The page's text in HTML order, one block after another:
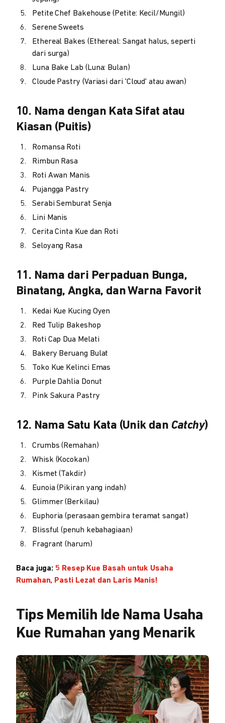
Petite Chef Bakehouse (Petite: Kecil/Mungil)
Serene Sweets
Ethereal Bakes (Ethereal: Sangat halus, seperti
dari surga)
Luna Bake Lab (Luna: Bulan)
Cloude Pastry (Variasi dari 'Cloud' atau awan)
10. Nama dengan Kata Sifat atau
Kiasan (Puitis)
Romansa Roti
Rimbun Rasa
Roti Awan Manis
Pujangga Pastry
Serabi Semburat Senja
Lini Manis
Cerita Cinta Kue dan Roti
Seloyang Rasa
11. Nama dari Perpaduan Bunga,
Binatang, Angka, dan Warna Favorit
Kedai Kue Kucing Oyen
Red Tulip Bakeshop
Roti Cap Dua Melati
Bakery Beruang Bulat
Toko Kue Kelinci Emas
Purple Dahlia Donut
Pink Sakura Pastry
12. Nama Satu Kata (Unik dan Catchy)
Crumbs (Remahan)
Whisk (Kocokan)
Kismet (Takdir)
Eunoia (Pikiran yang indah)
Glimmer (Berkilau)
Euphoria (perasaan gembira teramat sangat)
Blissful (penuh kebahagiaan)
Fragrant (harum)
Baca juga: 5 Resep Kue Basah untuk Usaha
Rumahan, Pasti Lezat dan Laris Manis!
Tips Memilih Ide Nama Usaha
Kue Rumahan yang Menarik